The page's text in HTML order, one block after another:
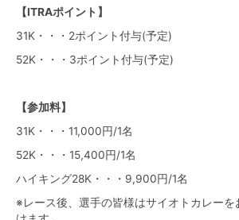
【ITRAポイント】
31K・・・2ポイント付与(予定)
52K・・・3ポイント付与(予定)
【参加料】
31K・・・11,000円/1名
52K・・・15,400円/1名
ハイキング28K・・・9,900円/1名
※レース後、選手の皆様はサイオトカレーを